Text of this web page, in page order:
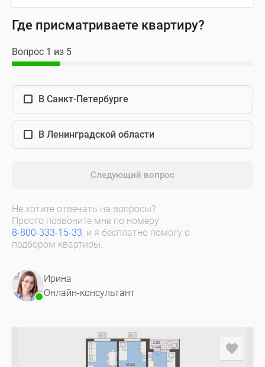
Где присматриваете квартиру?
Вопрос 1 из 5
В Санкт-Петербурге
В Ленинградской области
Следующий вопрос
Не хотите отвечать на вопросы?
Просто позвоните мне по номеру
8-800-333-15-33, и я бесплатно помогу с
подбором квартиры.
Ирина
Онлайн-консультант